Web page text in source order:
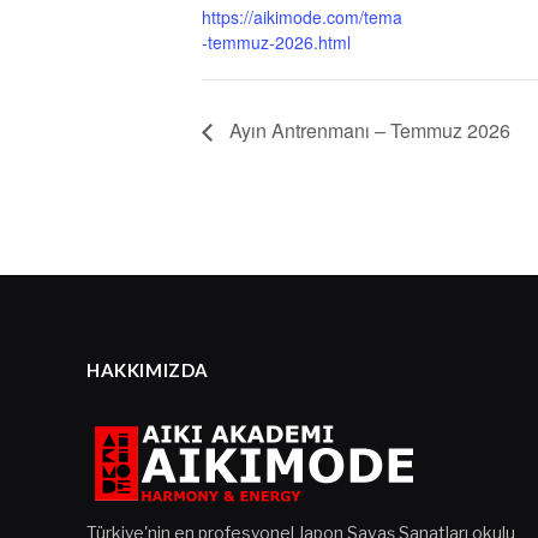
https://aikimode.com/tema
-temmuz-2026.html
Ayın Antrenmanı – Temmuz 2026
HAKKIMIZDA
Türkiye'nin en profesyonel Japon Savaş Sanatları okulu